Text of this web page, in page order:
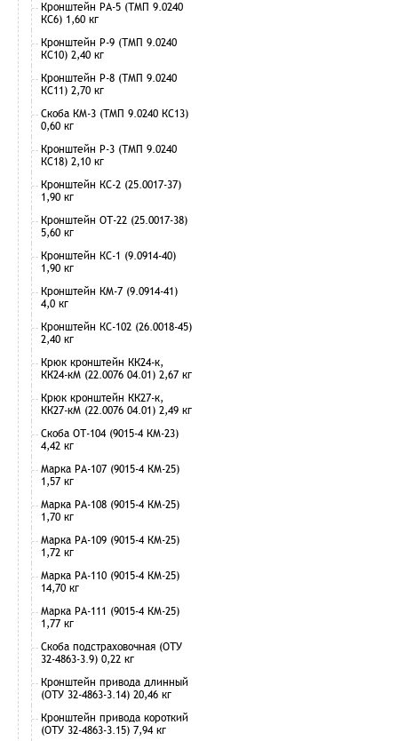
Кронштейн РА-5 (ТМП 9.0240
КС6) 1,60 кг
Кронштейн Р-9 (ТМП 9.0240
КС10) 2,40 кг
Кронштейн Р-8 (ТМП 9.0240
КС11) 2,70 кг
Скоба КМ-3 (ТМП 9.0240 КС13)
0,60 кг
Кронштейн Р-3 (ТМП 9.0240
КС18) 2,10 кг
Кронштейн КС-2 (25.0017-37)
1,90 кг
Кронштейн ОТ-22 (25.0017-38)
5,60 кг
Кронштейн КС-1 (9.0914-40)
1,90 кг
Кронштейн КМ-7 (9.0914-41)
4,0 кг
Кронштейн КС-102 (26.0018-45)
2,40 кг
Крюк кронштейн КК24-к,
КК24-кМ (22.0076 04.01) 2,67 кг
Крюк кронштейн КК27-к,
КК27-кМ (22.0076 04.01) 2,49 кг
Скоба ОТ-104 (9015-4 КМ-23)
4,42 кг
Марка РА-107 (9015-4 КМ-25)
1,57 кг
Марка РА-108 (9015-4 КМ-25)
1,70 кг
Марка РА-109 (9015-4 КМ-25)
1,72 кг
Марка РА-110 (9015-4 КМ-25)
14,70 кг
Марка РА-111 (9015-4 КМ-25)
1,77 кг
Скоба подстраховочная (ОТУ
32-4863-3.9) 0,22 кг
Кронштейн привода длинный
(ОТУ 32-4863-3.14) 20,46 кг
Кронштейн привода короткий
(ОТУ 32-4863-3.15) 7,94 кг